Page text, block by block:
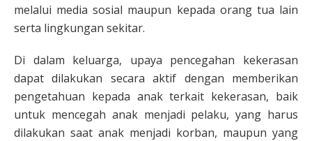
melalui media sosial maupun kepada orang tua lain
serta lingkungan sekitar.
Di dalam keluarga, upaya pencegahan kekerasan
dapat dilakukan secara aktif dengan memberikan
pengetahuan kepada anak terkait kekerasan, baik
untuk mencegah anak menjadi pelaku, yang harus
dilakukan saat anak menjadi korban, maupun yang